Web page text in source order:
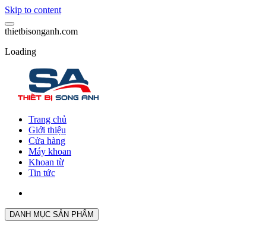
Skip to content
thietbisonganh.com
Loading
Trang chủ
Giới thiệu
Cửa hàng
Máy khoan
Khoan từ
Tin tức
DANH MỤC SẢN PHẨM